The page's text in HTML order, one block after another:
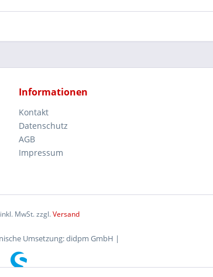
Informationen
Kontakt
Datenschutz
AGB
Impressum
MwSt. zzgl.Versand
Umsetzung: didpm GmbH |